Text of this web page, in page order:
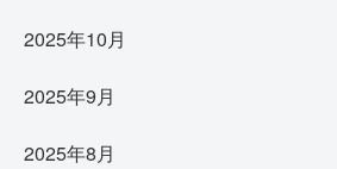
2025年10月
2025年9月
2025年8月